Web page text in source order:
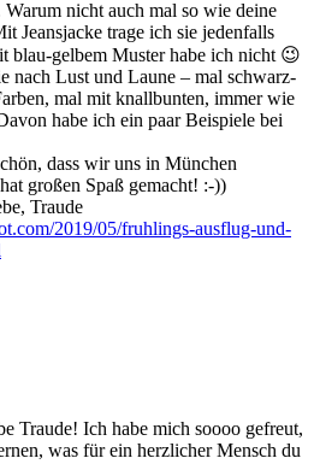
nicht auch mal so wie deine
Jeansjacke trage ich sie jedenfalls
blau-gelbem Muster habe ich nicht 😉
nach Lust und Laune – mal schwarz-
mal mit knallbunten, immer wie
habe ich ein paar Beispiele bei
dass wir uns in München
großen Spaß gemacht! :-))
Traude
2019/05/fruhlings-ausflug-und-
Traude! Ich habe mich soooo gefreut,
was für ein herzlicher Mensch du